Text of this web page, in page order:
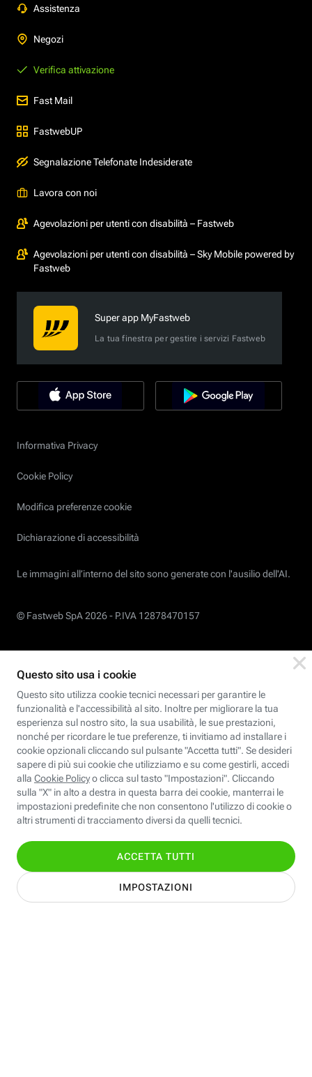
Assistenza
Negozi
Verifica attivazione
Fast Mail
FastwebUP
Segnalazione Telefonate Indesiderate
Lavora con noi
Agevolazioni per utenti con disabilità – Fastweb
Agevolazioni per utenti con disabilità – Sky Mobile powered by
Fastweb
Super app MyFastweb
La tua finestra per gestire i servizi Fastweb
Informativa Privacy
Cookie Policy
Modifica preferenze cookie
Dichiarazione di accessibilità
Le immagini all’interno del sito sono generate con l'ausilio dell'AI.
© Fastweb SpA 2026 - P.IVA 12878470157